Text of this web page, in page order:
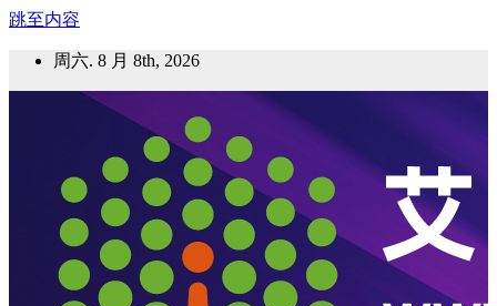
跳至内容
周六. 8 月 8th, 2026